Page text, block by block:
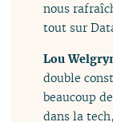
nous
tout sur
Lou
double
beaucoup
dans la